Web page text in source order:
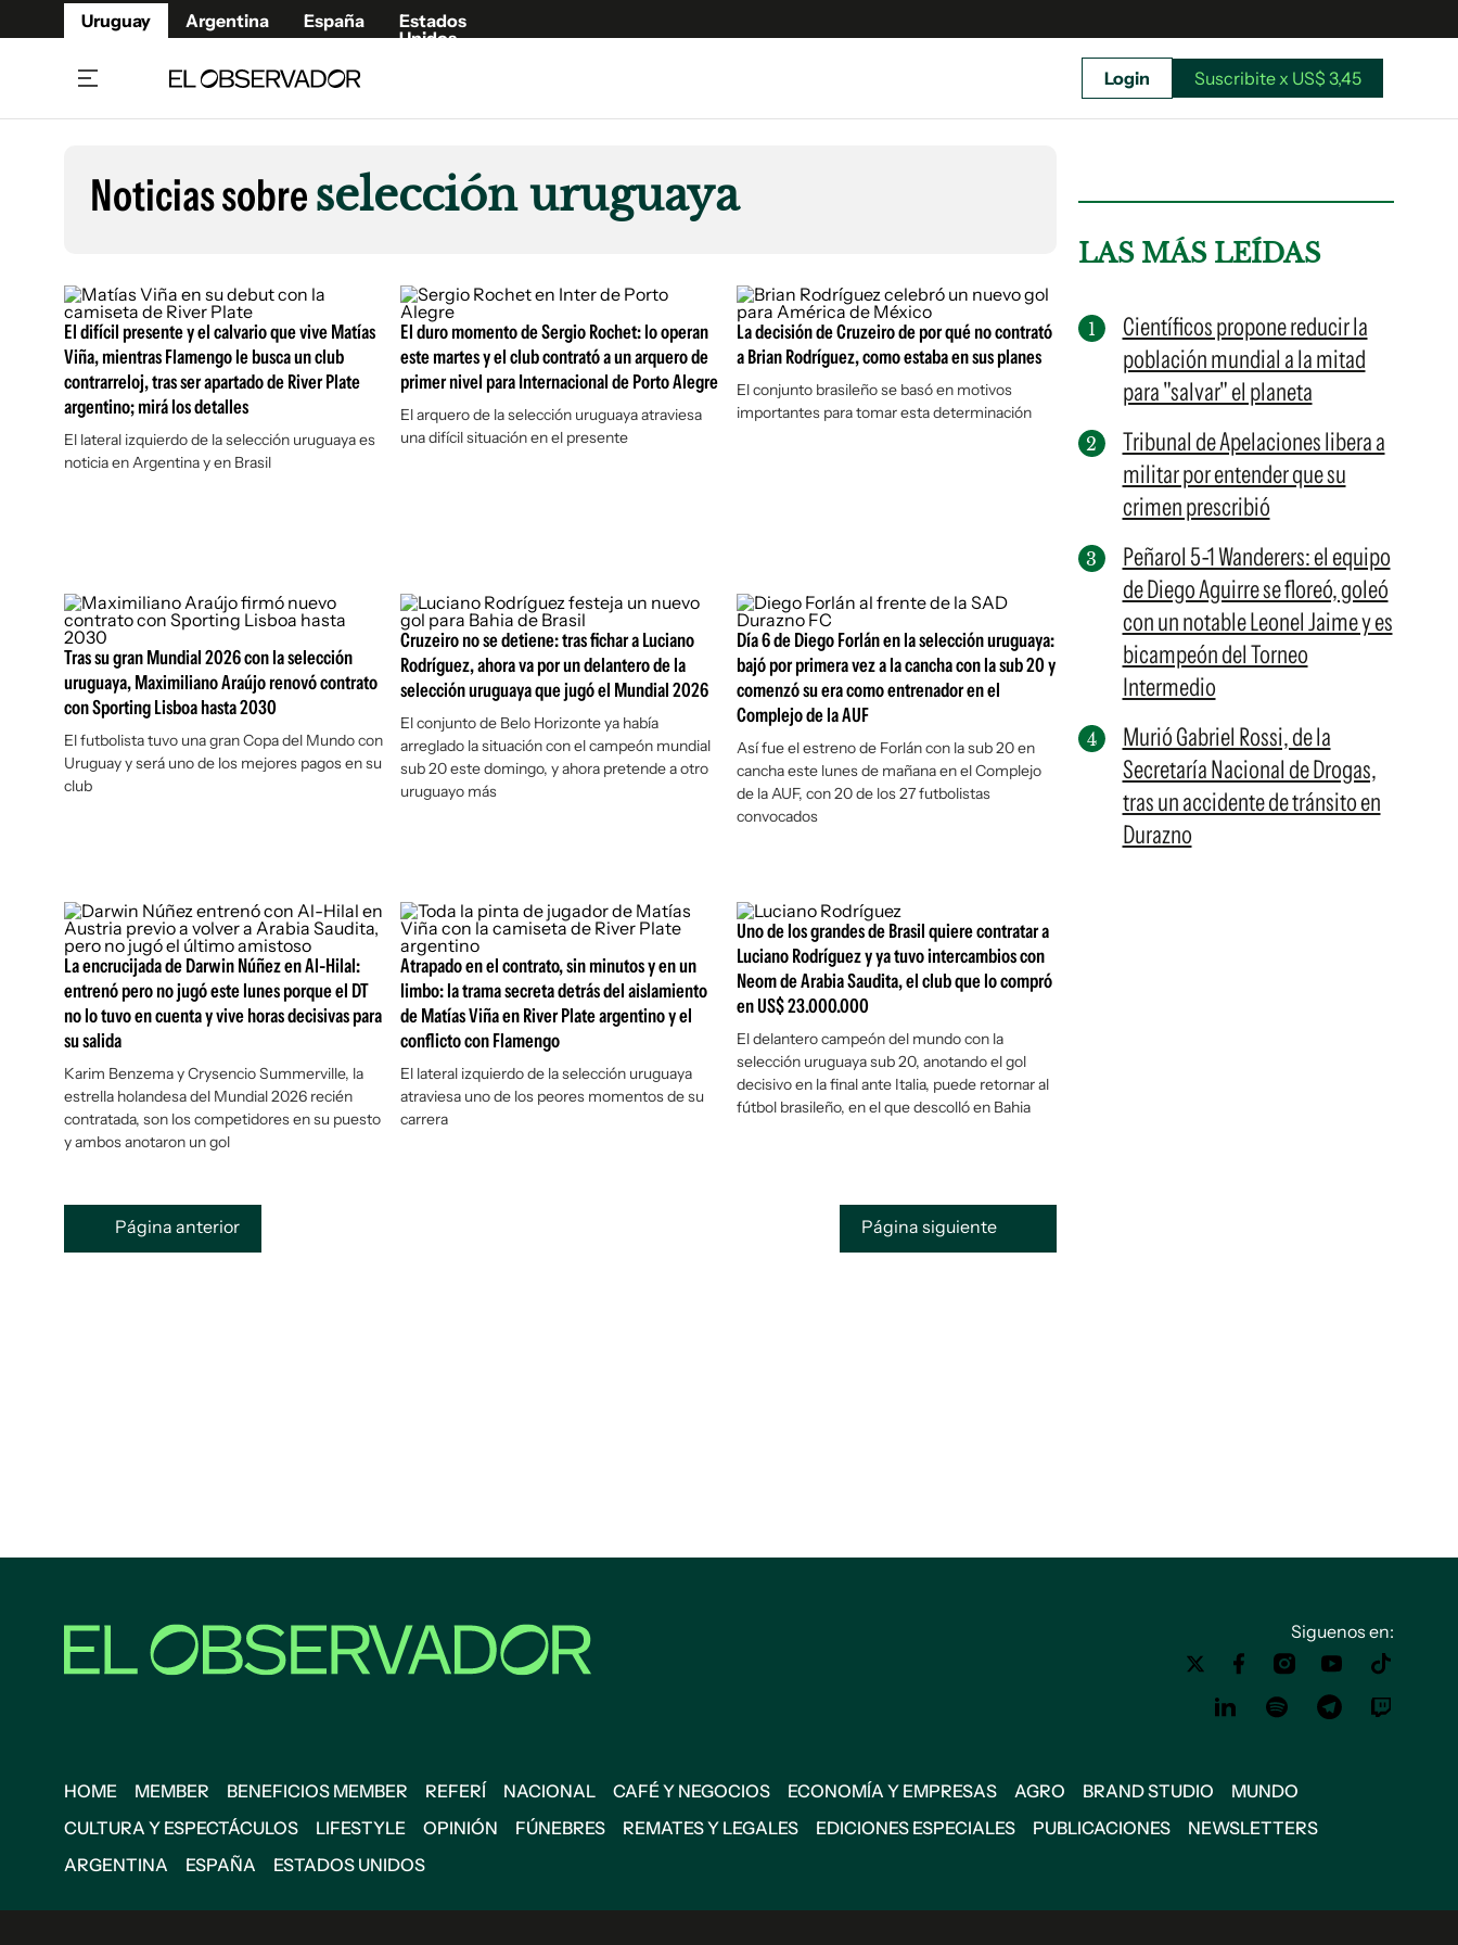
Uruguay Argentina España
Estados
Unidos
Beneficios Member
Café y Negocios
Economía y Empresas
Agro
Brand Studio
Mundo
Cultura y Espectáculos
Fúnebres
Publicaciones
Newsletters
Argentina
Estados Unidos
Suscribite x US$ 3,45
Login Suscribite x US$ 3,45
Noticias sobreselección uruguaya
El difícil presente y el calvario que vive Matías
Viña, mientras Flamengo le busca un club
contrarreloj, tras ser apartado de River Plate
argentino; mirá los detalles
El lateral izquierdo de la selección uruguaya es
noticia en Argentina y en Brasil
El duro momento de Sergio Rochet: lo operan
este martes y el club contrató a un arquero de
primer nivel para Internacional de Porto Alegre
El arquero de la selección uruguaya atraviesa
una difícil situación en el presente
La decisión de Cruzeiro de por qué no contrató
a Brian Rodríguez, como estaba en sus planes
El conjunto brasileño se basó en motivos
importantes para tomar esta determinación
Tras su gran Mundial 2026 con la selección
uruguaya, Maximiliano Araújo renovó contrato
con Sporting Lisboa hasta 2030
El futbolista tuvo una gran Copa del Mundo con
Uruguay y será uno de los mejores pagos en su
club
Cruzeiro no se detiene: tras fichar a Luciano
Rodríguez, ahora va por un delantero de la
selección uruguaya que jugó el Mundial 2026
El conjunto de Belo Horizonte ya había
arreglado la situación con el campeón mundial
sub 20 este domingo, y ahora pretende a otro
uruguayo más
Día 6 de Diego Forlán en la selección uruguaya:
bajó por primera vez a la cancha con la sub 20 y
comenzó su era como entrenador en el
Complejo de la AUF
Así fue el estreno de Forlán con la sub 20 en
cancha este lunes de mañana en el Complejo
de la AUF, con 20 de los 27 futbolistas
convocados
La encrucijada de Darwin Núñez en Al-Hilal:
entrenó pero no jugó este lunes porque el DT
no lo tuvo en cuenta y vive horas decisivas para
su salida
Karim Benzema y Crysencio Summerville, la
estrella holandesa del Mundial 2026 recién
contratada, son los competidores en su puesto
y ambos anotaron un gol
Atrapado en el contrato, sin minutos y en un
limbo: la trama secreta detrás del aislamiento
de Matías Viña en River Plate argentino y el
conflicto con Flamengo
El lateral izquierdo de la selección uruguaya
atraviesa uno de los peores momentos de su
carrera
Uno de los grandes de Brasil quiere contratar a
Luciano Rodríguez y ya tuvo intercambios con
Neom de Arabia Saudita, el club que lo compró
en US$ 23.000.000
El delantero campeón del mundo con la
selección uruguaya sub 20, anotando el gol
decisivo en la final ante Italia, puede retornar al
fútbol brasileño, en el que descolló en Bahia
Página anterior Página siguiente
LAS MÁS LEÍDAS
Científicos propone reducir la
población mundial a la mitad
para "salvar" el planeta
Tribunal de Apelaciones libera a
militar por entender que su
crimen prescribió
Peñarol 5-1 Wanderers: el equipo
de Diego Aguirre se floreó, goleó
con un notable Leonel Jaime y es
bicampeón del Torneo
Intermedio
Murió Gabriel Rossi, de la
Secretaría Nacional de Drogas,
tras un accidente de tránsito en
Durazno
Siguenos en:
HOME MEMBER BENEFICIOS MEMBER REFERÍ NACIONAL CAFÉ Y NEGOCIOS ECONOMÍA Y EMPRESAS AGRO BRAND STUDIO
MUNDO
CULTURA Y ESPECTÁCULOS
LIFESTYLE OPINIÓN FÚNEBRES REMATES Y LEGALES EDICIONES ESPECIALES PUBLICACIONES
NEWSLETTERS
ARGENTINA
ESPAÑA ESTADOS UNIDOS